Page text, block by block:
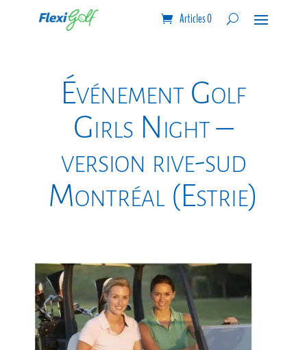
Articles 0
Événement Golf
Girls Night –
version rive-sud
Montréal (Estrie)